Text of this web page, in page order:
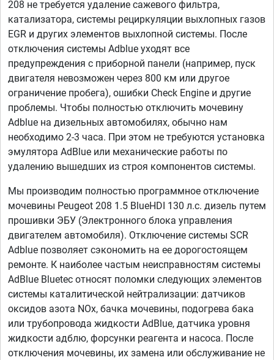
208 не требуется удаление сажевого фильтра,
катализатора, системы рециркуляции выхлопных газов
EGR и других элементов выхлопной системы. После
отключения системы Adblue уходят все
предупреждения с приборной панели (например, пуск
двигателя невозможен через 800 км или другое
ограничение пробега), ошибки Check Engine и другие
проблемы. Чтобы полностью отключить мочевину
Adblue на дизельных автомобилях, обычно нам
необходимо 2-3 часа. При этом не требуются установка
эмулятора AdBlue или механические работы по
удалению вышедших из строя компонентов системы.
Мы производим полностью программное отключение
мочевины Peugeot 208 1.5 BlueHDI 130 л.с. дизель путем
прошивки ЭБУ (Электронного блока управления
двигателем автомобиля). Отключение системы SCR
Adblue позволяет сэкономить на ее дорогостоящем
ремонте. К наиболее частым неисправностям системы
AdBlue Bluetec относят поломки следующих элементов
системы каталитической нейтрализации: датчиков
оксидов азота NOx, бачка мочевины, подогрева бака
или трубопровода жидкости AdBlue, датчика уровня
жидкости адблю, форсунки реагента и насоса. После
отключения мочевины, их замена или обслуживание не